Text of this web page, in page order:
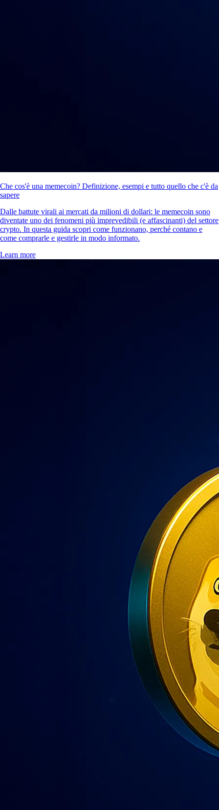
Che cos'è una memecoin? Definizione, esempi e tutto quello che c'è da
sapere
Dalle battute virali ai mercati da milioni di dollari: le memecoin sono
diventate uno dei fenomeni più imprevedibili (e affascinanti) del settore
crypto. In questa guida scopri come funzionano, perché contano e
come comprarle e gestirle in modo informato.
Learn more